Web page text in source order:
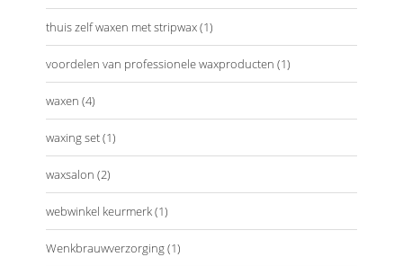
thuis zelf waxen met stripwax(1)
voordelen van professionele waxproducten (1)
waxen (4)
waxing set(1)
waxsalon (2)
webwinkel keurmerk(1)
Wenkbrauwverzorging(1)